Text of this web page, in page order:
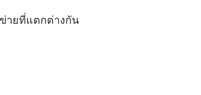
ายที่แตกต่างกัน